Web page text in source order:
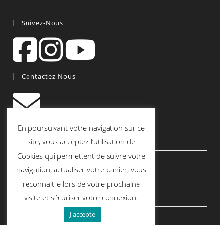
Suivez-Nous
Contactez-Nous
contact@quiscrap.fr
Les Fiches Techniques et les Tutos
Le Blog
Conditions générales de vente
Mentions légales
Politique de confidentialité
En poursuivant votre navigation sur ce
site, vous acceptez l’utilisation de
Cookies qui permettent de suivre votre
navigation, actualiser votre panier, vous
reconnaitre lors de votre prochaine
visite et sécuriser votre connexion.
J'accepte